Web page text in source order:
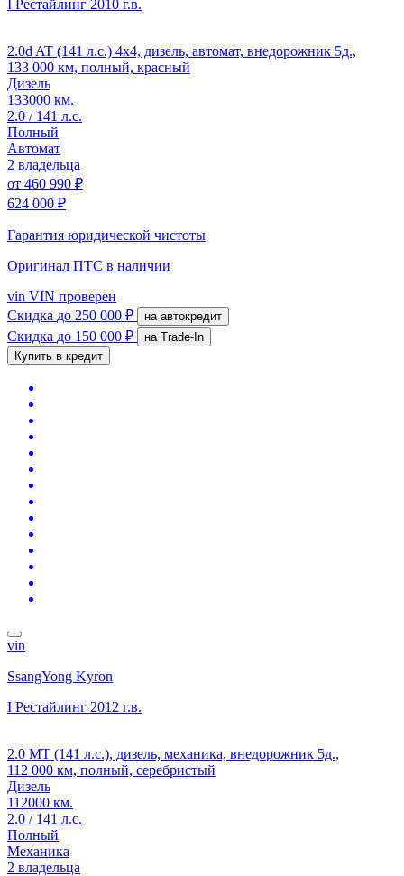
I Рестайлинг 2010 г.в.
2.0d AT (141 л.с.) 4x4, дизель, автомат, внедорожник 5д.,
133 000 км, полный, красный
Дизель
133000 км.
2.0 / 141 л.с.
Полный
Автомат
2 владельца
от 460 990 ₽
624 000 ₽
Гарантия юридической чистоты
Оригинал ПТС в наличии
vin VIN проверен
Скидка до 250 000 ₽ на автокредит
Скидка до 150 000 ₽
на Trade-In
Купить в кредит
vin
SsangYong Kyron
I Рестайлинг 2012 г.в.
2.0 MT (141 л.с.), дизель, механика, внедорожник 5д.,
112 000 км, полный, серебристый
Дизель
112000 км.
2.0 / 141 л.с.
Полный
Механика
2 владельца